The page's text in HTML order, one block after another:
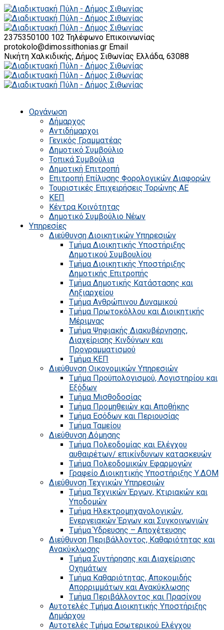
2375350100 102 Τηλέφωνο Επικοινωνίας
protokolo@dimossithonias.gr Email
Νικήτη Χαλκιδικής, Δήμος Σιθωνίας Ελλάδα, 63088
Οργάνωση
Δήμαρχος
Αντιδήμαρχοι
Γενικός Γραμματέας
Δημοτικό Συμβούλιο
Τοπικά Συμβούλια
Δημοτική Επιτροπή
Επιτροπή Επίλυσης Φορολογικών Διαφορών
Τουριστικές Επιχειρήσεις Τορώνης ΑΕ
ΚΕΠ
Κέντρα Κοινότητας
Δημοτικό Συμβούλιο Νέων
Υπηρεσίες
Διεύθυνση Διοικητικών Υπηρεσιών
Τμήμα Διοικητικής Υποστήριξης
Δημοτικού Συμβουλίου
Τμήμα Διοικητικής Υποστήριξης
Δημοτικής Επιτροπής
Τμήμα Δημοτικής Κατάστασης και
Ληξιαρχείου
Τμήμα Ανθρώπινου Δυναμικού
Τμήμα Πρωτοκόλλου και Διοικητικής
Μέριμνας
Τμήμα Ψηφιακής Διακυβέρνησης,
Διαχείρισης Κινδύνων και
Προγραμματισμού
Τμήμα ΚΕΠ
Διεύθυνση Οικονομικών Υπηρεσιών
Τμήμα Προϋπολογισμού, Λογιστηρίου και
Εξόδων
Τμήμα Μισθοδοσίας
Τμήμα Προμηθειών και Αποθήκης
Τμήμα Εσόδων και Περιουσίας
Τμήμα Ταμείου
Διεύθυνση Δόμησης
Τμήμα Πολεοδομίας και Ελέγχου
αυθαιρέτων/ επικίνδυνων κατασκευών
Τμήμα Πολεοδομικών Εφαρμογών
Γραφείο Διοικητικής Υποστήριξης Υ.ΔΟΜ
Διεύθυνση Τεχνικών Υπηρεσιών
Τμήμα Τεχνικών Έργων, Κτιριακών και
Υποδομών
Τμήμα Ηλεκτρομηχανολογικών,
Ενεργειακών Έργων και Συγκοινωνιών
Τμήμα Ύδρευσης – Αποχέτευσης
Διεύθυνση Περιβάλλοντος, Καθαριότητας και
Ανακύκλωσης
Τμήμα Συντήρησης και Διαχείρισης
Οχημάτων
Τμήμα Καθαριότητας, Αποκομιδής
Απορριμμάτων και Ανακύκλωσης
Τμήμα Περιβάλλοντος και Πρασίνου
Αυτοτελές Τμήμα Διοικητικής Υποστήριξης
Δημάρχου
Αυτοτελές Τμήμα Εσωτερικού Ελέγχου